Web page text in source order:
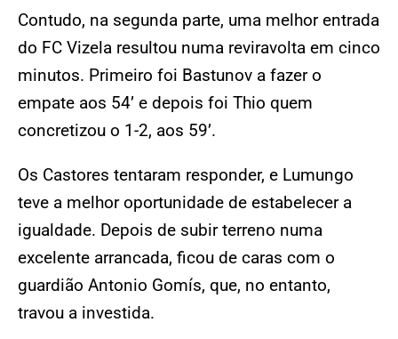
Contudo, na segunda parte, uma melhor entrada
do FC Vizela resultou numa reviravolta em cinco
minutos. Primeiro foi Bastunov a fazer o
empate aos 54’ e depois foi Thio quem
concretizou o 1-2, aos 59’.
Os Castores tentaram responder, e Lumungo
teve a melhor oportunidade de estabelecer a
igualdade. Depois de subir terreno numa
excelente arrancada, ficou de caras com o
guardião Antonio Gomís, que, no entanto,
travou a investida.